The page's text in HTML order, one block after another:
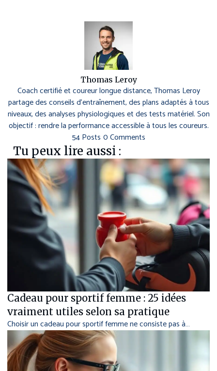
Thomas Leroy
Coach certifié et coureur longue distance, Thomas Leroy
partage des conseils d’entraînement, des plans adaptés à tous
niveaux, des analyses physiologiques et des tests matériel. Son
objectif : rendre la performance accessible à tous les coureurs.
54 Posts 0 Comments
Tu peux lire aussi :
Cadeau pour sportif femme : 25 idées
vraiment utiles selon sa pratique
Choisir un cadeau pour sportif femme ne consiste pas à…